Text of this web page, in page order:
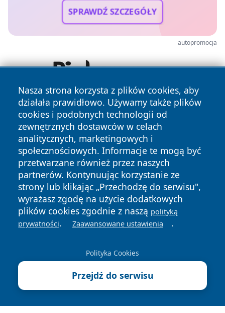
SPRAWDŹ SZCZEGÓŁY
autopromocja
Nasza strona korzysta z plików cookies, aby
działała prawidłowo. Używamy także plików
cookies i podobnych technologii od
zewnętrznych dostawców w celach
analitycznych, marketingowych i
społecznościowych. Informacje te mogą być
przetwarzane również przez naszych
partnerów. Kontynuując korzystanie ze
strony lub klikając „Przechodzę do serwisu",
wyrażasz zgodę na użycie dodatkowych
plików cookies zgodnie z naszą polityką
prywatności. Zaawansowane ustawienia .
Polityka Cookies
Przejdź do serwisu
Copyright © 2026 tuzamosc.pl Wszystkie prawa zastrzeżone.
News Autorzy
Polityka
Prywatności
Polityka
Cookies